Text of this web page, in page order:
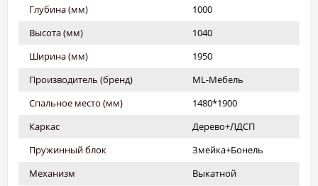
Глубина (мм)
1000
Высота (мм)
1040
Ширина (мм)
1950
Производитель (бренд)
ML-Мебель
Спальное место (мм)
1480*1900
Каркас
Дерево+ЛДСП
Пружинный блок
Змейка+Бонель
Механизм
Выкатной